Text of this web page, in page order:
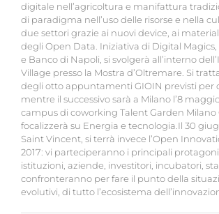
digitale nell’agricoltura e manifattura
di paradigma nell’uso delle risorse e nella
due settori grazie ai nuovi device, ai
degli Open Data. Iniziativa di Digital
e Banco di Napoli, si svolgerà all’interno
Village presso la Mostra d’Oltremare. Si
degli otto appuntamenti GIOIN previsti per
mentre il successivo sarà a Milano l’8
campus di coworking Talent Garden Milano
focalizzerà su Energia e tecnologia.Il 30
Saint Vincent, si terrà invece l’Open
2017: vi parteciperanno i principali
istituzioni, aziende, investitori, incubatori,
confronteranno per fare il punto della
evolutivi, di tutto l’ecosistema